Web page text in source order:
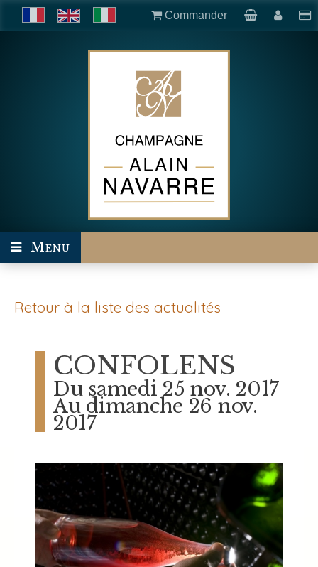
Menu
Retour à la liste des actualités
CONFOLENS
Du samedi 25 nov. 2017
Au dimanche 26 nov.
2017
Commander